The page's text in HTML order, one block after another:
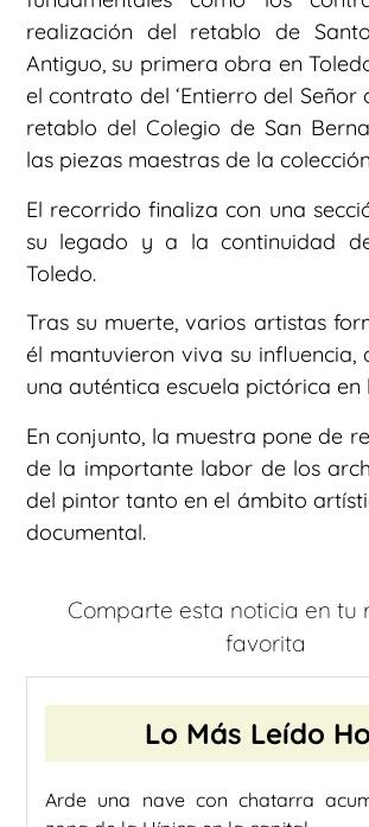
realización del retablo de
Antiguo, su primera obra en
el contrato del ‘Entierro del Señor
retablo del Colegio de San
las piezas maestras de la
El recorrido finaliza con una
su legado y a la continuidad
Toledo.
Tras su muerte, varios artistas
él mantuvieron viva su influencia,
una auténtica escuela pictórica en
En conjunto, la muestra pone de
de la importante labor de los
del pintor tanto en el ámbito
documental.
Comparte esta noticia en tu
favorita
Lo Más Leído
Arde una nave con chatarra